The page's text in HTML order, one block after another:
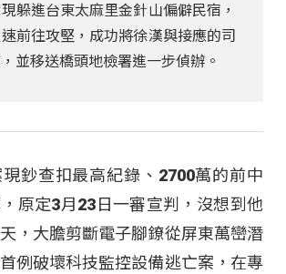
躲進台東太麻里金針山偏僻民宿，
前往攻堅，成功將徐漢與接應的司
並移送橋頭地檢署進一步偵辦。
鈔查扣最高紀錄、2700萬的前中
原定3月23日一審宣判，沒想到他
，大膽剪斷電子腳鐐從屏東萬巒潛
例破壞科技監控設備逃亡案，在專